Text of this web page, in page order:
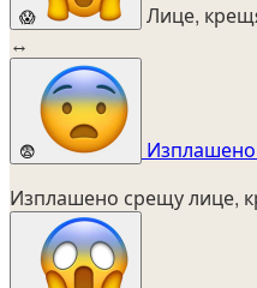
😱
Лице,
↔
😨
Изплашено срещу лице,